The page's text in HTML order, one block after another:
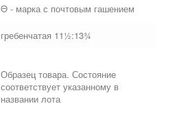
Θ - марка с почтовым гашением
гребенчатая 11½:13¾
Образец товара. Состояние
соответствует указанному в
названии лота